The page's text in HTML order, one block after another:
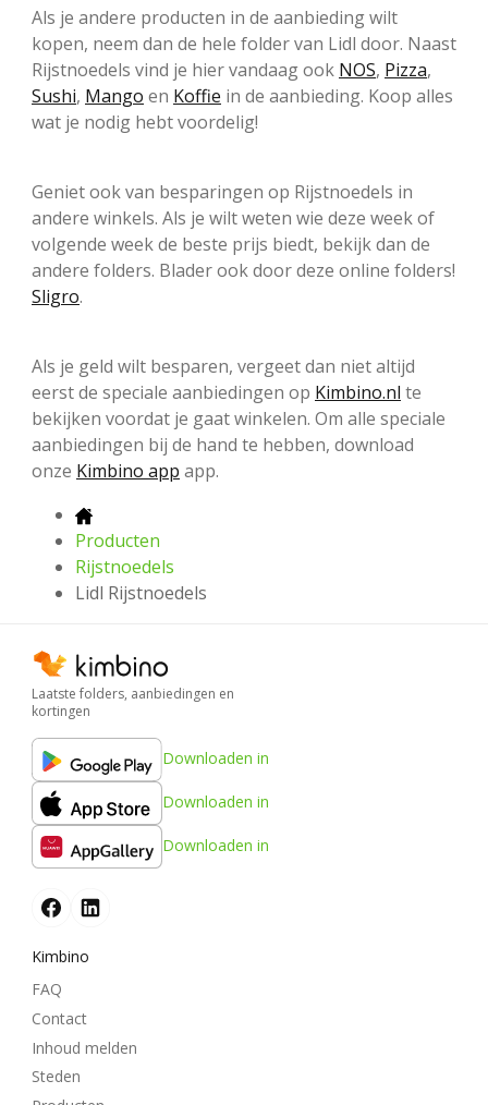
Als je andere producten in de aanbieding wilt
kopen, neem dan de hele folder van Lidl door. Naast
Rijstnoedels vind je hier vandaag ook NOS, Pizza,
Sushi, Mango en Koffie in de aanbieding. Koop alles
wat je nodig hebt voordelig!
Geniet ook van besparingen op Rijstnoedels in
andere winkels. Als je wilt weten wie deze week of
volgende week de beste prijs biedt, bekijk dan de
andere folders. Blader ook door deze online folders!
Sligro.
Als je geld wilt besparen, vergeet dan niet altijd
eerst de speciale aanbiedingen op Kimbino.nl te
bekijken voordat je gaat winkelen. Om alle speciale
aanbiedingen bij de hand te hebben, download
onze Kimbino app app.
Producten
Rijstnoedels
Lidl Rijstnoedels
Laatste folders, aanbiedingen en
kortingen
Downloaden in
Downloaden in
Downloaden in
Kimbino
FAQ
Contact
Inhoud melden
Steden